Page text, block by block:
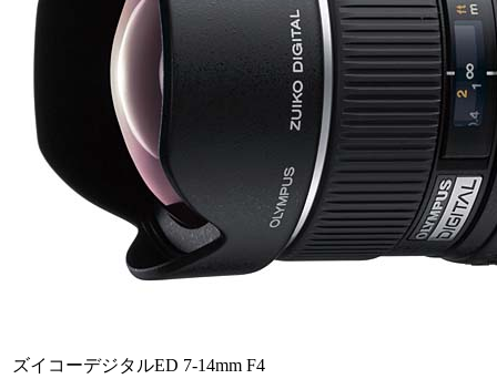
ズイコーデジタルED 7-14mm F4